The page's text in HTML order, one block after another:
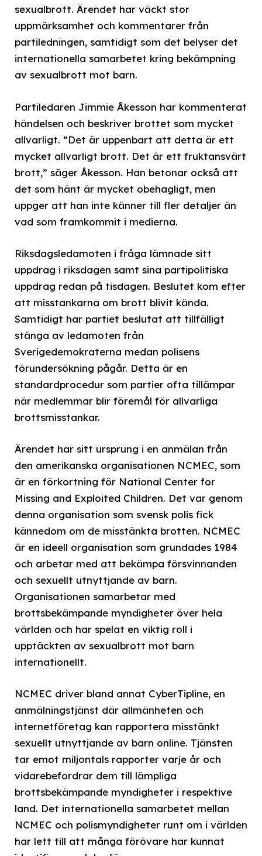
sexualbrott. Ärendet har väckt stor
uppmärksamhet och kommentarer från
partiledningen, samtidigt som det belyser det
internationella samarbetet kring bekämpning
av sexualbrott mot barn.
Partiledaren Jimmie Åkesson har kommenterat
händelsen och beskriver brottet som mycket
allvarligt. ”Det är uppenbart att detta är ett
mycket allvarligt brott. Det är ett fruktansvärt
brott,” säger Åkesson. Han betonar också att
det som hänt är mycket obehagligt, men
uppger att han inte känner till fler detaljer än
vad som framkommit i medierna.
Riksdagsledamoten i fråga lämnade sitt
uppdrag i riksdagen samt sina partipolitiska
uppdrag redan på tisdagen. Beslutet kom efter
att misstankarna om brott blivit kända.
Samtidigt har partiet beslutat att tillfälligt
stänga av ledamoten från
Sverigedemokraterna medan polisens
förundersökning pågår. Detta är en
standardprocedur som partier ofta tillämpar
när medlemmar blir föremål för allvarliga
brottsmisstankar.
Ärendet har sitt ursprung i en anmälan från
den amerikanska organisationen NCMEC, som
är en förkortning för National Center for
Missing and Exploited Children. Det var genom
denna organisation som svensk polis fick
kännedom om de misstänkta brotten. NCMEC
är en ideell organisation som grundades 1984
och arbetar med att bekämpa försvinnanden
och sexuellt utnyttjande av barn.
Organisationen samarbetar med
brottsbekämpande myndigheter över hela
världen och har spelat en viktig roll i
upptäckten av sexualbrott mot barn
internationellt.
NCMEC driver bland annat CyberTipline, en
anmälningstjänst där allmänheten och
internetföretag kan rapportera misstänkt
sexuellt utnyttjande av barn online. Tjänsten
tar emot miljontals rapporter varje år och
vidarebefordrar dem till lämpliga
brottsbekämpande myndigheter i respektive
land. Det internationella samarbetet mellan
NCMEC och polismyndigheter runt om i världen
har lett till att många förövare har kunnat